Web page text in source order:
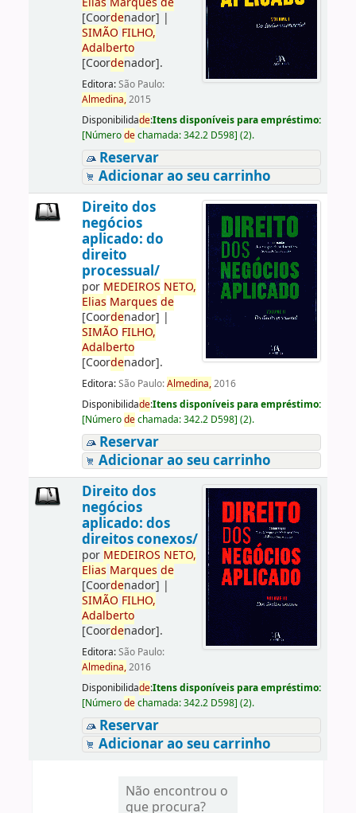
[Coordenador] |
SIMÃO FILHO,
Adalberto
[Coordenador].
Editora:São Paulo:
Almedina,2015
Disponibilidade:Itens disponíveis para empréstimo:
[Númerodechamada:342.2 D598] (2).
Reservar
Adicionar ao seu carrinho
Direito dos
negócios
aplicado: do
direito
processual/
por MEDEIROS NETO,
Elias Marques de
[Coordenador] |
SIMÃO FILHO,
Adalberto
[Coordenador].
Editora:São Paulo:Almedina,2016
Disponibilidade:Itens disponíveis para empréstimo:
[Númerodechamada:342.2 D598] (2).
Reservar
Adicionar ao seu carrinho
Direito dos
negócios
aplicado: dos
direitos conexos/
por MEDEIROS NETO,
Elias Marques de
[Coordenador] |
SIMÃO FILHO,
Adalberto
[Coordenador].
Editora:São Paulo:
Almedina,2016
Disponibilidade:Itens disponíveis para empréstimo:
[Númerodechamada:342.2 D598] (2).
Reservar
Adicionar ao seu carrinho
Não encontrou o
que procura?